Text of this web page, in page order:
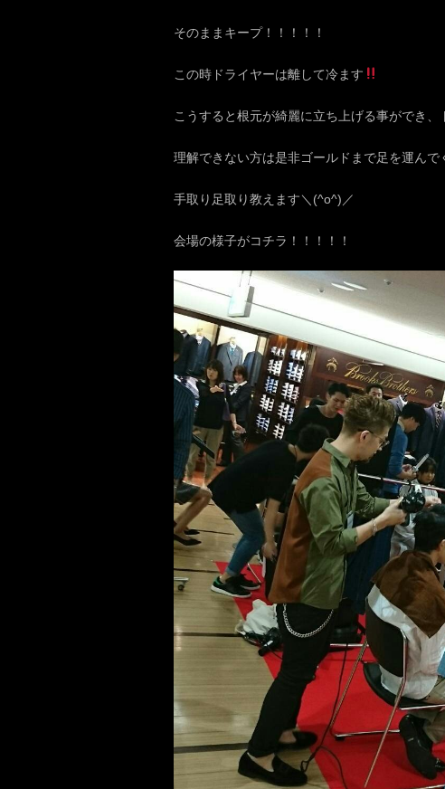
そのままキープ！！！！！
この時ドライヤーは離して冷ます
こうすると根元が綺麗に立ち上げる事ができ
理解できない方は是非ゴールドまで足を運んで
手取り足取り教えます＼(^o^)／
会場の様子がコチラ！！！！！